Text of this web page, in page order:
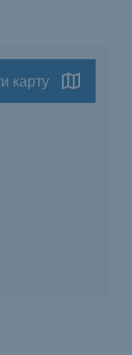
карту